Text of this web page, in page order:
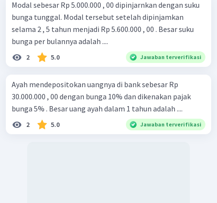
Modal sebesar Rp 5.000.000 , 00 dipinjarnkan dengan suku
bunga tunggal. Modal tersebut setelah dipinjamkan
selama 2 , 5 tahun menjadi Rp 5.600.000 , 00 . Besar suku
bunga per bulannya adalah ....
2 5.0 Jawaban terverifikasi
Ayah mendepositokan uangnya di bank sebesar Rp
30.000.000 , 00 dengan bunga 10% dan dikenakan pajak
bunga 5% . Besar uang ayah dalam 1 tahun adalah ....
2 5.0 Jawaban terverifikasi